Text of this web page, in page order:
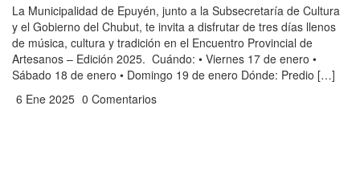
La Municipalidad de Epuyén, junto a la Subsecretaría de Cultura
y el Gobierno del Chubut, te invita a disfrutar de tres días llenos
de música, cultura y tradición en el Encuentro Provincial de
Artesanos – Edición 2025. Cuándo: • Viernes 17 de enero •
Sábado 18 de enero • Domingo 19 de enero Dónde: Predio […]
6 Ene 2025 0 Comentarios